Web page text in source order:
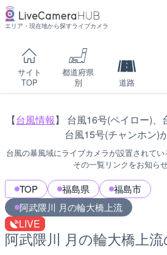
エリア・現在地から探すライブカメラ
サイト
TOP
都道府県
別
道路
【台風情報】 台風16号(ペイロー)、
台風15号(チャンホン)
台風の暴風域にライブカメラが設置されて
その一覧リンクをお知らせ
TOP 福島県
福島市
阿武隈川 月の輪大橋上流
LIVE
阿武隈川 月の輪大橋上